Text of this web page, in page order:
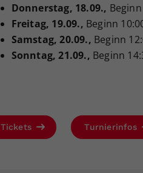
Donnerstag, 18.09.,
Freitag, 19.09., Beginn
Samstag, 20.09., Beginn
Sonntag, 21.09., Beginn
Tickets Turnierinfos